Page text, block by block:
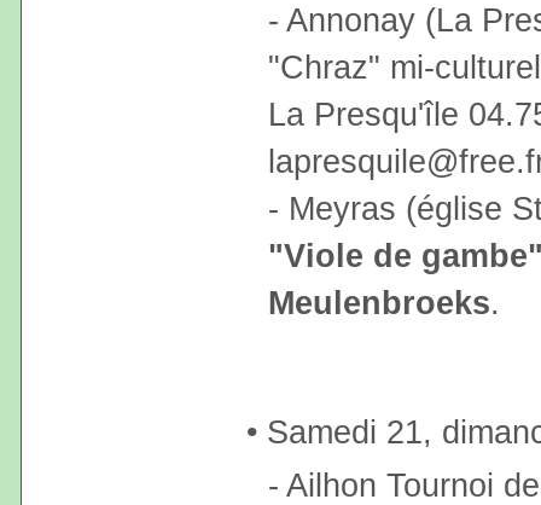
- Annonay (La
"Chraz" mi-
La Presqu'île
- Meyras (église
"Viole de
Meulenbroeks.
• Samedi 21,
- Ailhon Tournoi